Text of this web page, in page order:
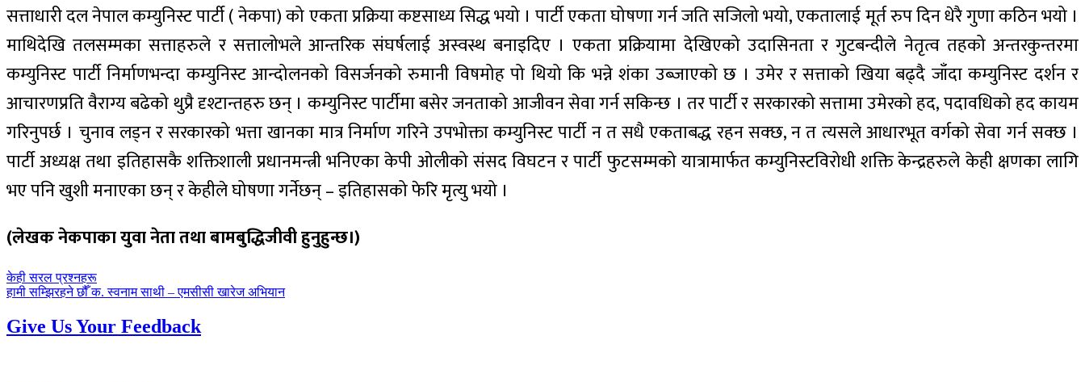
सत्ताधारी दल नेपाल कम्युनिस्ट पार्टी ( नेकपा) को एकता प्रक्रिया कष्टसाध्य सिद्ध भयो । पार्टी एकता घोषणा गर्न जति सजिलो भयो, एकतालाई मूर्त रुप दिन धेरै गुणा कठिन भयो ।
माथिदेखि तलसम्मका सत्ताहरुले र सत्तालोभले आन्तरिक संघर्षलाई अस्वस्थ बनाइदिए । एकता प्रक्रियामा देखिएको उदासिनता र गुटबन्दीले नेतृत्व तहको अन्तरकुन्तरमा
कम्युनिस्ट पार्टी निर्माणभन्दा कम्युनिस्ट आन्दोलनको विसर्जनको रुमानी विषमोह पो थियो कि भन्ने शंका उब्जाएको छ । उमेर र सत्ताको खिया बढ्दै जाँदा कम्युनिस्ट दर्शन र
आचारणप्रति वैराग्य बढेको थुप्रै दृश्टान्तहरु छन् । कम्युनिस्ट पार्टीमा बसेर जनताको आजीवन सेवा गर्न सकिन्छ । तर पार्टी र सरकारको सत्तामा उमेरको हद, पदावधिको हद कायम
गरिनुपर्छ । चुनाव लड्न र सरकारको भत्ता खानका मात्र निर्माण गरिने उपभोक्ता कम्युनिस्ट पार्टी न त सधै एकताबद्ध रहन सक्छ, न त त्यसले आधारभूत वर्गको सेवा गर्न सक्छ ।
पार्टी अध्यक्ष तथा इतिहासकै शक्तिशाली प्रधानमन्त्री भनिएका केपी ओलीको संसद विघटन र पार्टी फुटसम्मको यात्रामार्फत कम्युनिस्टविरोधी शक्ति केन्द्रहरुले केही क्षणका लागि
भए पनि खुशी मनाएका छन् र केहीले घोषणा गर्नेछन् – इतिहासको फेरि मृत्यु भयो ।
(लेखक नेकपाका युवा नेता तथा बामबुद्धिजीवी हुनुहुन्छ।)
पछिल्लाे
-
केही सरल प्रश्नहरू
अघिल्लाे
हामी सम्झिरहने छौँ क. स्वनाम साथी – एमसीसी खारेज अभियान
Give Us Your Feedback